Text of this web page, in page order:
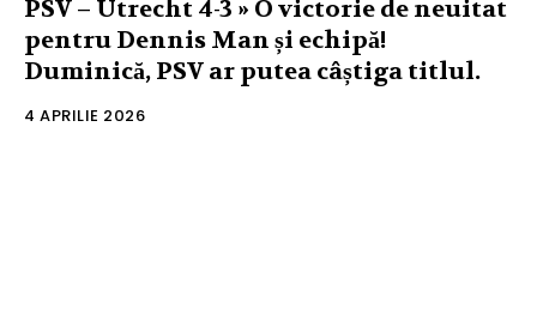
PSV – Utrecht 4-3 » O victorie de neuitat
pentru Dennis Man și echipă!
Duminică, PSV ar putea câștiga titlul.
4 APRILIE 2026